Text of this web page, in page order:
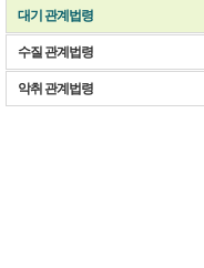
대기 관계법령
수질 관계법령
악취 관계법령